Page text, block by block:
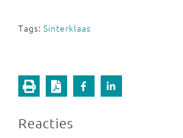
Tags: Sinterklaas
Reacties